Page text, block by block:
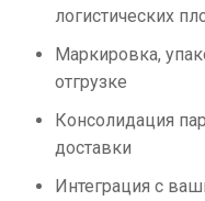
логистических
Маркировка,
отгрузке
Консолидация
доставки
Интеграция с